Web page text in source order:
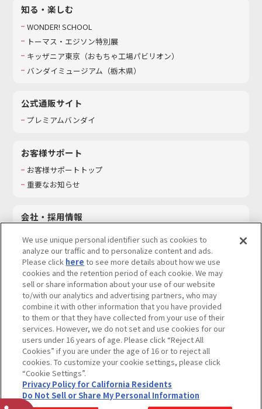
知る・楽しむ
WONDER! SCHOOL
トーマス・エジソン特別展
キッザニア東京（おもちゃ工場パビリオン）​
バンダイミュージアム（栃木県）
公式通販サイト
プレミアムバンダイ
お客様サポート
お客様サポートトップ
重要なお知らせ
会社・採用情報
採用情報
サステナビリティ
お問い合わせ
ウェブサイトご利用条件 ソーシャルメディアポリシー
個人情報及び特定個人情報等の取り扱いに関する保護方針
Do Not Sell or Share My Personal Information著作権・商標について
カスタマーハラスメントに対する基本的な対応方針
We use unique personal identifier such as cookies to
analyze our traffic and to personalize content and ads.
Please click here to see more details about how we use
cookies and the retention period of each cookie. We may
sell or share information about your use of our website
to/with our analytics and advertising partners, who may
combine it with other information that you have provided
to them or that they have collected from your use of their
services. However, we do not set and use cookies for our
users under 16 years of age. Please click “Reject All
Cookies” if you are under the age of 16 or to reject all
cookies. To customize your cookie settings, please click
“Cookie Settings”.
Privacy Policy for California Residents
Do Not Sell or Share My Personal Information